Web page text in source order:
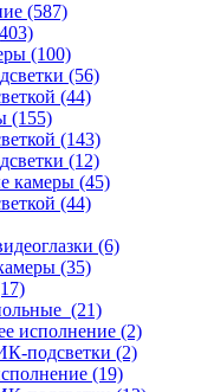
(587)
(100)
(56)
(44)
(155)
(143)
(12)
камеры (45)
(44)
(6)
(35)
(21)
исполнение (2)
подсветки (2)
(19)